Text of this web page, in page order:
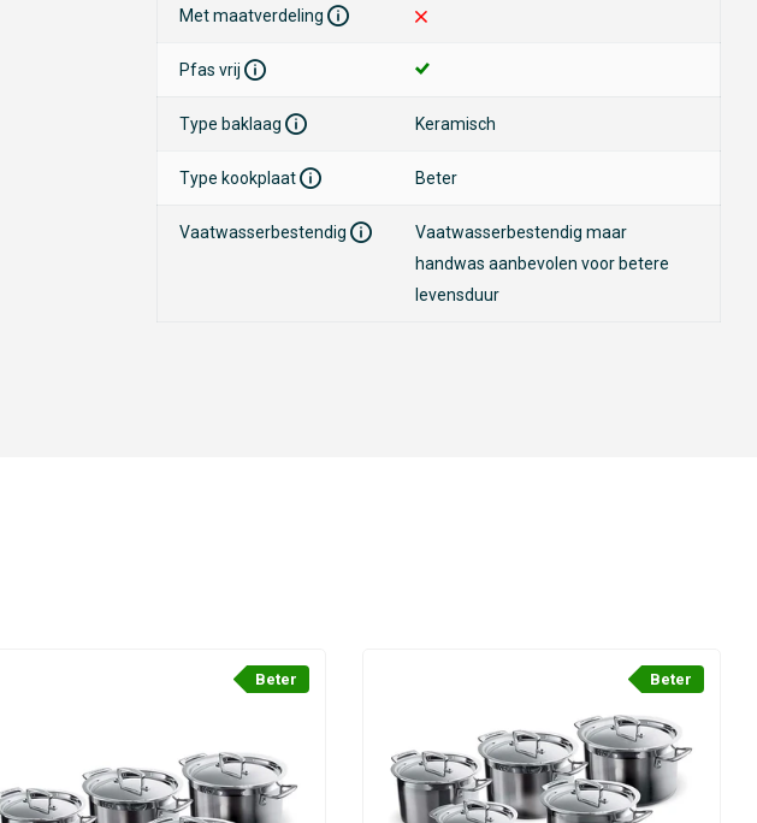
Met maatverdeling
Pfas vrij
Type baklaag Keramisch
Type kookplaat Beter
Vaatwasserbestendig
Vaatwasserbestendig maar
handwas aanbevolen voor betere
levensduur
Beter Beter